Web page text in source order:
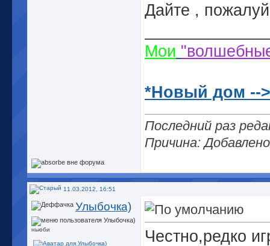
Дайте ,
Мои
*Новый дом -->
Последний раз
Причина:
11.03.2012, 16:51
Улыбочка)
ньюби
Честно,редко